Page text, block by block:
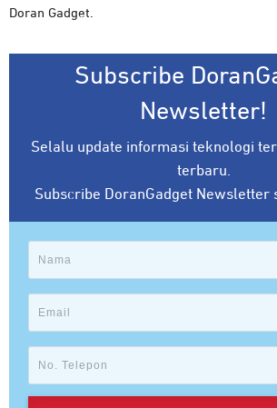
Doran Gadget.
Subscribe
Newsletter!
Selalu update informasi teknologi
terbaru.
Subscribe DoranGadget Newsletter